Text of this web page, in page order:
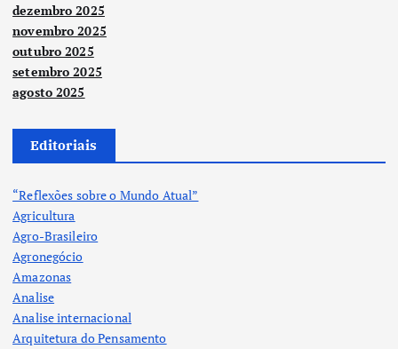
dezembro 2025
novembro 2025
outubro 2025
setembro 2025
agosto 2025
Editoriais
“Reflexões sobre o Mundo Atual”
Agricultura
Agro-Brasileiro
Agronegócio
Amazonas
Analise
Analise internacional
Arquitetura do Pensamento